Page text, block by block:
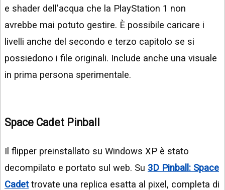
e shader dell'acqua che la PlayStation 1 non
avrebbe mai potuto gestire. È possibile caricare i
livelli anche del secondo e terzo capitolo se si
possiedono i file originali. Include anche una visuale
in prima persona sperimentale.
Space Cadet Pinball
Il flipper preinstallato su Windows XP è stato
decompilato e portato sul web. Su 3D Pinball: Space
Cadettrovate una replica esatta al pixel, completa di